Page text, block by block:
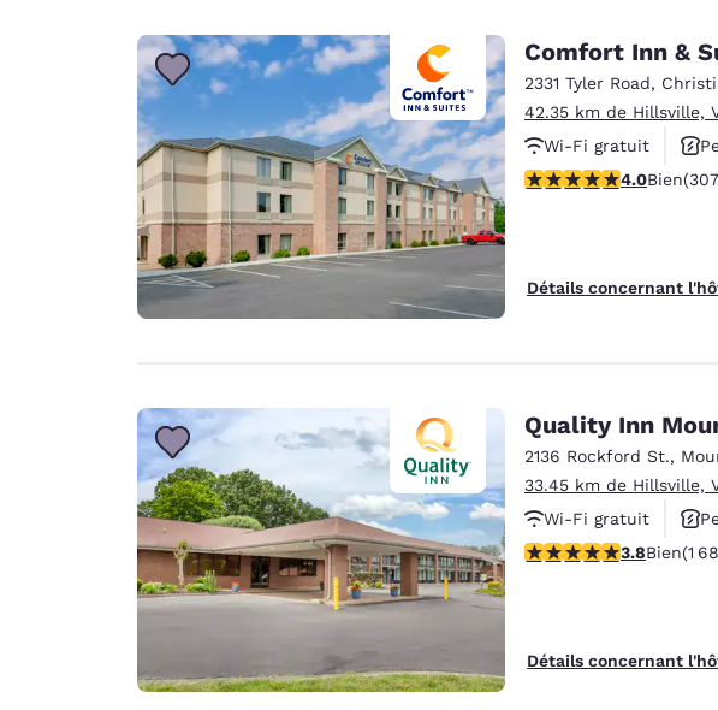
Comfort Inn &
2331 Tyler Road,
42.35 km de Hillsville,
Wi-Fi gratuit
Animaux acceptés
3.99 étoiles. Bien. 307
4.0Bien
Détails concernant
Quality Inn
2136 Rockford St.,
33.45 km de Hillsville,
Wi-Fi gratuit
Animaux acceptés
3.78 étoiles. Bien. 1682
3.8Bien(1
Détails concernant